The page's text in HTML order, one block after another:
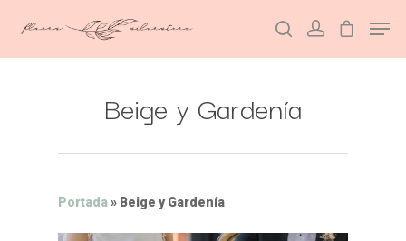
Hit enter to search or ESC to close
Beige y Gardenía
Portada» Beige y Gardenía